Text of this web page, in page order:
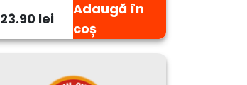
23.90 lei
Adaugă în
coș